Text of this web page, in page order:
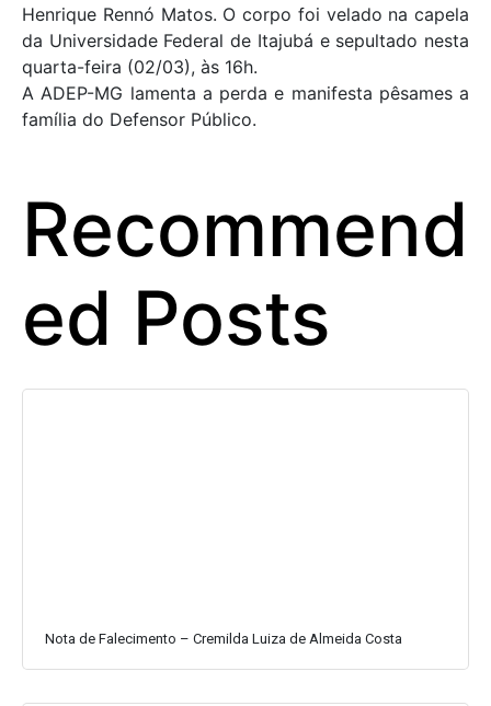
Henrique Rennó Matos. O corpo foi velado na capela
da Universidade Federal de Itajubá e sepultado nesta
quarta-feira (02/03), às 16h.
A ADEP-MG lamenta a perda e manifesta pêsames a
família do Defensor Público.
Recommend
ed Posts
Nota de Falecimento – Cremilda Luiza de Almeida Costa